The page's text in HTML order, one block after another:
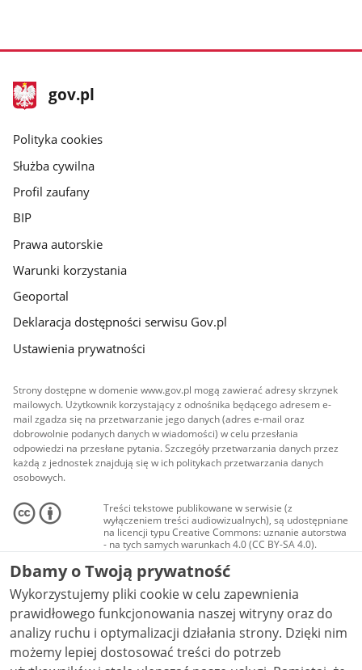
stopka
gov.pl
Strona
gov.pl
gov.pl
Polityka cookies
Służba cywilna
Profil zaufany
BIP
Prawa autorskie
Warunki korzystania
Geoportal
Deklaracja dostępności serwisu Gov.pl
Ustawienia prywatności
Strony dostępne w domenie www.gov.pl mogą zawierać adresy skrzynek
mailowych. Użytkownik korzystający z odnośnika będącego adresem e-
mail zgadza się na przetwarzanie jego danych (adres e-mail oraz
dobrowolnie podanych danych w wiadomości) w celu przesłania
odpowiedzi na przesłane pytania. Szczegóły przetwarzania danych przez
każdą z jednostek znajdują się w ich politykach przetwarzania danych
osobowych.
Treści tekstowe publikowane w serwisie (z
wyłączeniem treści audiowizualnych), są udostępniane
na licencji typu Creative Commons: uznanie autorstwa
- na tych samych warunkach 4.0 (CC BY-SA 4.0).
Materiały audiowizualne, w tym zdjęcia, materiały
audio i wideo, są udostępniane na licencji typu
Creative Commons: uznanie autorstwa użycie
niekomercyjne - bez utworów zależnych 4.0 (CC BY-
NC-ND 4.0), o ile nie jest to stwierdzone inaczej.
Dbamy o Twoją prywatność
Wykorzystujemy pliki cookie w celu zapewnienia
prawidłowego funkcjonowania naszej witryny oraz do
analizy ruchu i optymalizacji działania strony. Dzięki nim
możemy lepiej dostosować treści do potrzeb